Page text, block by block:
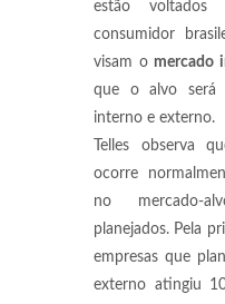
estão voltados
consumidor
visam o mercado
que o alvo será
interno e externo.
Telles observa
ocorre
no mercado-
planejados. Pela
empresas que
externo atingiu